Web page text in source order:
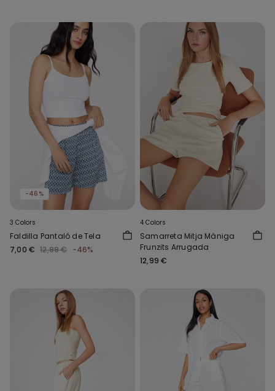
-46%
3 Colors
Faldilla Pantaló de Tela
7,00 € 12,99 € -46%
4 Colors
Samarreta Mitja Màniga
Frunzits Arrugada
12,99 €